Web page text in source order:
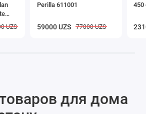
UZS
Perilla 611001
59000 UZS 77000 UZS
450
для дома